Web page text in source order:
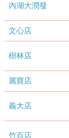
內湖大潤發
文心店
樹林店
麗寶店
義大店
竹百店